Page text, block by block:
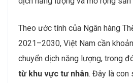
Theo ước tính của Ngân hàng
2021–2030, Việt Nam cần
chuyển dịch năng lượng, trong
từ khu vực tư nhân. Đây là con